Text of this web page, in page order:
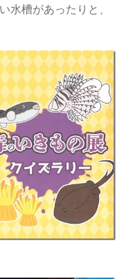
水槽があったりと、